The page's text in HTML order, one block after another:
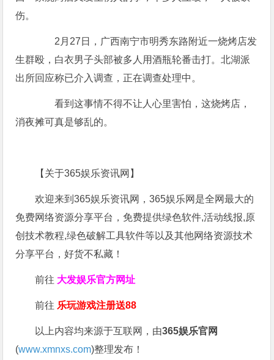
伤。
2月27日，广西南宁市明秀东路附近一烧烤店发
生群殴，白衣男子头部被多人用酒瓶轮番击打。北湖派
出所回应称已介入调查，正在调查处理中。
看到这事情不得不让人心里害怕，这烧烤店，
消夜摊可真是够乱的。
【关于365娱乐资讯网】
欢迎来到365娱乐资讯网，365娱乐网是全网最大的
免费网络资源分享平台，免费提供绿色软件,活动线报,原
创技术教程,绿色破解工具软件等以及其他网络资源技术
分享平台，好货不私藏！
前往 大发娱乐官方网址
前往 乐玩游戏注册送88
以上内容均来源于互联网，由365娱乐官网
(www.xmnxs.com)整理发布！